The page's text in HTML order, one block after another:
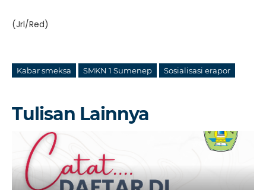
(Jrl/Red)
Kabar smeksa SMKN 1 Sumenep Sosialisasi erapor
Tulisan Lainnya